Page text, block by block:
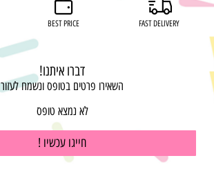
FAST DELIVERY
BEST PRICE
דברו איתנו!
השאירו פרטים בטופס ונשמח לעזור
לא נמצא טופס
חייגו עכשיו !